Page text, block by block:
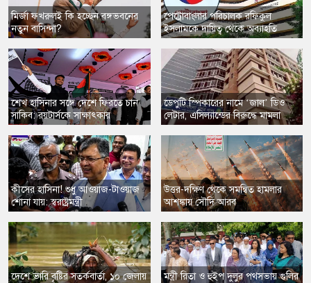
মির্জা ফখরুলই কি হচ্ছেন বঙ্গভবনের
নতুন বাসিন্দা?
​শেখ হাসিনার সঙ্গে দেশে ফিরতে চান
সাকিব: রয়টার্সকে সাক্ষাৎকার
​কীসের হাসিনা! শুধু আওয়াজ-টাওয়াজ
শোনা যায়: স্বরাষ্ট্রমন্ত্রী
​দেশে ভারি বৃষ্টির সতর্কবার্তা, ১০ জেলায়
​পেট্রোবাংলার পরিচালক রফিকুল
ইসলামকে দায়িত্ব থেকে অব্যাহতি
​ডেপুটি স্পিকারের নামে ‘জাল’ ডিও
লেটার, এসিল্যান্ডের বিরুদ্ধে মামলা
​উত্তর-দক্ষিণ থেকে সমন্বিত হামলার
আশঙ্কায় সৌদি আরব
​মন্ত্রী রিতা ও হুইপ দুলুর পথসভায় গুলির